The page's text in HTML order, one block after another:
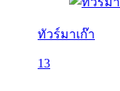
ทัวร์มาเก๊า
13